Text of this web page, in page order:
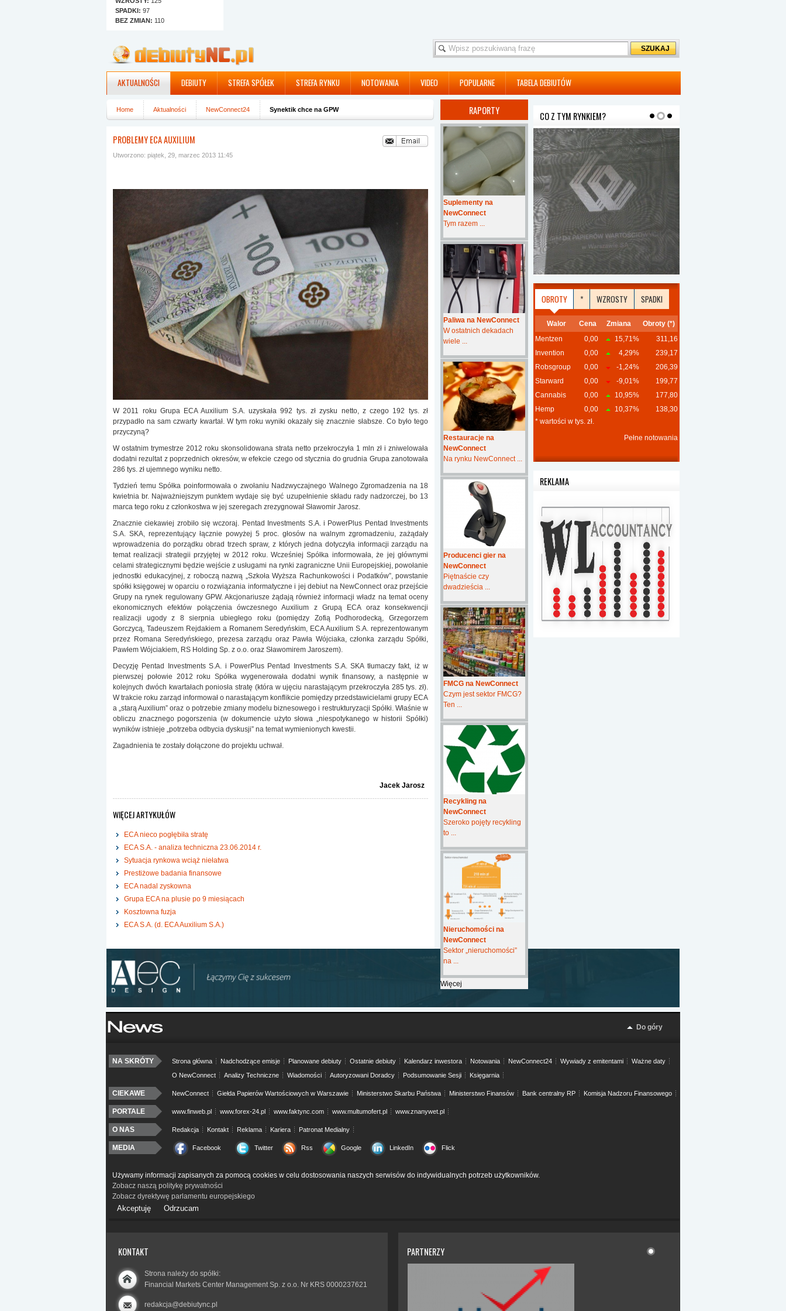
SPADKI: 97
BEZ ZMIAN: 110
AKTUALNOŚCI DEBIUTY STREFA SPÓŁEK STREFA RYNKU NOTOWANIA VIDEO POPULARNE TABELA DEBIUTÓW
Home Aktualności NewConnect24 Synektik chce na GPW
PROBLEMY ECA AUXILIUM
Utworzono: piątek, 29, marzec 2013 11:45
W 2011 roku Grupa ECA Auxilium S.A. uzyskała 992 tys. zł zysku netto, z czego 192 tys. zł
przypadło na sam czwarty kwartał. W tym roku wyniki okazały się znacznie słabsze. Co było tego
przyczyną?
W ostatnim trymestrze 2012 roku skonsolidowana strata netto przekroczyła 1 mln zł i zniwelowała
dodatni rezultat z poprzednich okresów, w efekcie czego od stycznia do grudnia Grupa zanotowała
286 tys. zł ujemnego wyniku netto.
Tydzień temu Spółka poinformowała o zwołaniu Nadzwyczajnego Walnego Zgromadzenia na 18
kwietnia br. Najważniejszym punktem wydaje się być uzupełnienie składu rady nadzorczej, bo 13
marca tego roku z członkostwa w jej szeregach zrezygnował Sławomir Jarosz.
Znacznie ciekawiej zrobiło się wczoraj. Pentad Investments S.A. i PowerPlus Pentad Investments
S.A. SKA, reprezentujący łącznie powyżej 5 proc. głosów na walnym zgromadzeniu, zażądały
wprowadzenia do porządku obrad trzech spraw, z których jedna dotyczyła informacji zarządu na
temat realizacji strategii przyjętej w 2012 roku. Wcześniej Spółka informowała, że jej głównymi
celami strategicznymi będzie wejście z usługami na rynki zagraniczne Unii Europejskiej, powołanie
jednostki edukacyjnej, z roboczą nazwą „Szkoła Wyższa Rachunkowości i Podatków”, powstanie
spółki księgowej w oparciu o rozwiązania informatyczne i jej debiut na NewConnect oraz przejście
Grupy na rynek regulowany GPW. Akcjonariusze żądają również informacji władz na temat oceny
ekonomicznych efektów połączenia ówczesnego Auxilium z Grupą ECA oraz konsekwencji
realizacji ugody z 8 sierpnia ubiegłego roku (pomiędzy Zofią Podhorodecką, Grzegorzem
Gorczycą, Tadeuszem Rejdakiem a Romanem Seredyńskim, ECA Auxilium S.A. reprezentowanym
przez Romana Seredyńskiego, prezesa zarządu oraz Pawła Wójciaka, członka zarządu Spółki,
Pawłem Wójciakiem, RS Holding Sp. z o.o. oraz Sławomirem Jaroszem).
Decyzję Pentad Investments S.A. i PowerPlus Pentad Investments S.A. SKA tłumaczy fakt, iż w
pierwszej połowie 2012 roku Spółka wygenerowała dodatni wynik finansowy, a następnie w
kolejnych dwóch kwartałach poniosła stratę (która w ujęciu narastającym przekroczyła 285 tys. zł).
W trakcie roku zarząd informował o narastającym konflikcie pomiędzy przedstawicielami grupy ECA
a „starą Auxilium” oraz o potrzebie zmiany modelu biznesowego i restrukturyzacji Spółki. Właśnie w
obliczu znacznego pogorszenia (w dokumencie użyto słowa „niespotykanego w historii Spółki)
wyników istnieje „potrzeba odbycia dyskusji” na temat wymienionych kwestii.
Zagadnienia te zostały dołączone do projektu uchwał.
Jacek Jarosz
WIĘCEJ ARTYKUŁÓW
ECA nieco pogłębiła stratę
ECA S.A. - analiza techniczna 23.06.2014 r.
Sytuacja rynkowa wciąż niełatwa
Prestiżowe badania finansowe
ECA nadal zyskowna
Grupa ECA na plusie po 9 miesiącach
Kosztowna fuzja
ECA S.A. (d. ECA Auxilium S.A.)
RAPORTY
Suplementy na
NewConnect
Tym razem ...
Paliwa na NewConnect
W ostatnich dekadach
wiele ...
Restauracje na
NewConnect
Na rynku NewConnect ...
Producenci gier na
NewConnect
Piętnaście czy
dwadzieścia ...
FMCG na NewConnect
Czym jest sektor FMCG?
Ten ...
Recykling na
NewConnect
Szeroko pojęty recykling
to ...
Nieruchomości na
NewConnect
Sektor „nieruchomości”
na ...
Więcej
CO Z TYM RYNKIEM?
OBROTY * WZROSTY SPADKI
Walor Cena Zmiana
Obroty (*)
Mentzen
0,00 15,71%
311,16
Invention
0,00 4,29%
239,17
Robsgroup
0,00 -1,24%
206,39
Starward
0,00 -9,01%
199,77
Cannabis
0,00 10,95%
177,80
Hemp
0,00 10,37%
138,30
* wartości w tys. zł.
Pełne notowania
REKLAMA
Do góry
NA SKRÓTY Strona główna Nadchodzące emisje Planowane debiuty Ostatnie debiuty Kalendarz inwestora Notowania NewConnect24 Wywiady z emitentami
Ważne daty
O NewConnect
Analizy Techniczne Wiadomości Autoryzowani Doradcy Podsumowanie Sesji Księgarnia
CIEKAWE NewConnect Giełda Papierów Wartościowych w Warszawie Ministerstwo Skarbu Państwa Ministerstwo Finansów Bank centralny RP Komisja Nadzoru Finansowego
PORTALE www.finweb.pl www.forex-24.pl www.faktync.com www.multumofert.pl www.znanywet.pl
O NAS Redakcja Kontakt Reklama Kariera Patronat Medialny
MEDIA Facebook Twitter Rss Google LinkedIn Flick
Używamy informacji zapisanych za pomocą cookies w celu dostosowania naszych serwisów do indywidualnych potrzeb użytkowników.
Zobacz naszą politykę prywatności
Zobacz dyrektywę parlamentu europejskiego
Akceptuję Odrzucam
KONTAKT
Strona należy do spółki:
Financial Markets Center Management Sp. z o.o. Nr KRS 0000237621
redakcja@debiutync.pl
PARTNERZY